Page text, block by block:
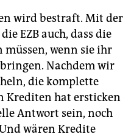
wird bestraft. Mit der
EZB auch, dass die
wenn sie ihr
Nachdem wir
die komplette
Krediten hat ersticken
Antwort sein, noch
wären Kredite